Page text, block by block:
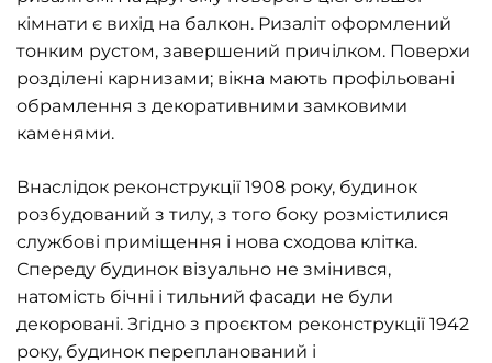
кімнати є вихід на балкон. Ризаліт оформлений
тонким рустом, завершений причілком. Поверхи
розділені карнизами; вікна мають профільовані
обрамлення з декоративними замковими
каменями.
Внаслідок реконструкції 1908 року, будинок
розбудований з тилу, з того боку розмістилися
службові приміщення і нова сходова клітка.
Спереду будинок візуально не змінився,
натомість бічні і тильний фасади не були
декоровані. Згідно з проєктом реконструкції 1942
року, будинок перепланований і